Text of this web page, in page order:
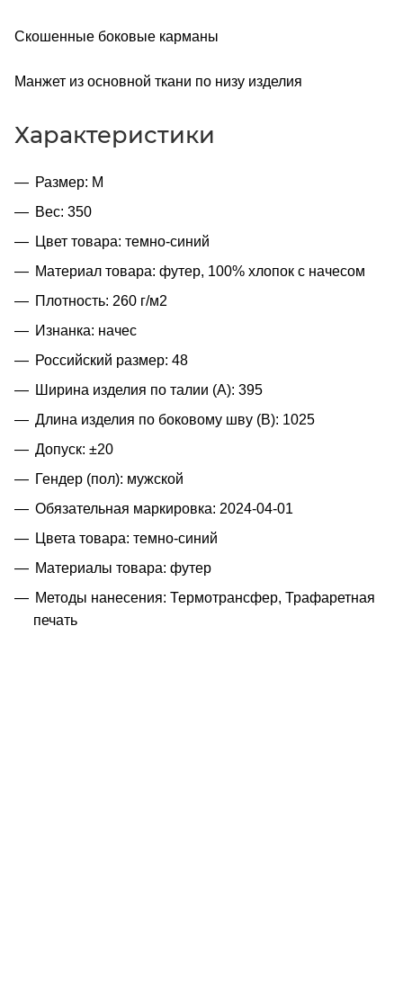
Скошенные боковые карманы
Манжет из основной ткани по низу изделия
Характеристики
Размер: M
Вес: 350
Цвет товара: темно-синий
Материал товара: футер, 100% хлопок с начесом
Плотность: 260 г/м2
Изнанка: начес
Российский размер: 48
Ширина изделия по талии (A): 395
Длина изделия по боковому шву (B): 1025
Допуск: ±20
Гендер (пол): мужской
Обязательная маркировка: 2024-04-01
Цвета товара: темно-синий
Материалы товара: футер
Методы нанесения: Термотрансфер, Трафаретная
печать